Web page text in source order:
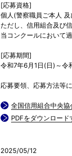
[応募資格]
個人(警察職員ご本人 及
ただし、信用組合及び
当コンクールにおいて
[応募期間]
令和7年6月1日(日)～令
応募要領、応募方法等
全国信用組合中央
PDFをダウンロード
2025/05/12